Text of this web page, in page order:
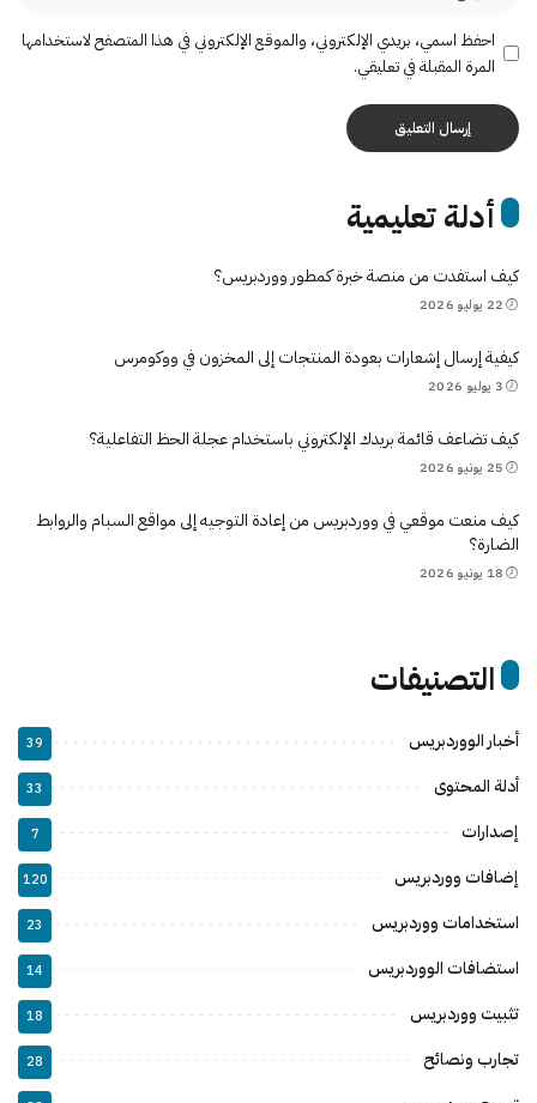
احفظ اسمي، بريدي الإلكتروني، والموقع الإلكتروني في هذا المتصفح لاستخدامها
المرة المقبلة في تعليقي.
أدلة تعليمية
كيف استفدت من منصة خبرة كمطور ووردبريس؟
22 يوليو 2026
كيفية إرسال إشعارات بعودة المنتجات إلى المخزون في ووكومرس
3 يوليو 2026
كيف تضاعف قائمة بريدك الإلكتروني باستخدام عجلة الحظ التفاعلية؟
25 يونيو 2026
كيف منعت موقعي في ووردبريس من إعادة التوجيه إلى مواقع السبام والروابط
الضارة؟
18 يونيو 2026
التصنيفات
أخبار الووردبريس 39
أدلة المحتوى 33
إصدارات 7
إضافات ووردبريس 120
استخدامات ووردبريس 23
استضافات الووردبريس 14
تثبيت ووردبريس 18
تجارب ونصائح 28